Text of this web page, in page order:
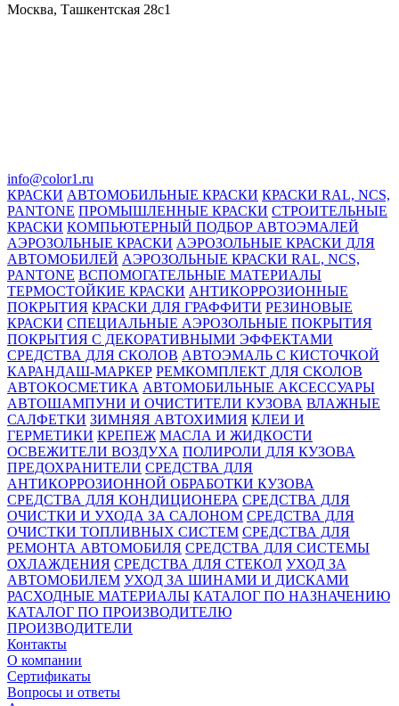
Москва, Ташкентская 28с1
info@color1.ru
КРАСКИ АВТОМОБИЛЬНЫЕ КРАСКИ КРАСКИ RAL, NCS,
PANTONE ПРОМЫШЛЕННЫЕ КРАСКИ СТРОИТЕЛЬНЫЕ
КРАСКИ КОМПЬЮТЕРНЫЙ ПОДБОР АВТОЭМАЛЕЙ
АЭРОЗОЛЬНЫЕ КРАСКИ АЭРОЗОЛЬНЫЕ КРАСКИ ДЛЯ
АВТОМОБИЛЕЙ АЭРОЗОЛЬНЫЕ КРАСКИ RAL, NCS,
PANTONE ВСПОМОГАТЕЛЬНЫЕ МАТЕРИАЛЫ
ТЕРМОСТОЙКИЕ КРАСКИ АНТИКОРРОЗИОННЫЕ
ПОКРЫТИЯ КРАСКИ ДЛЯ ГРАФФИТИ РЕЗИНОВЫЕ
КРАСКИ СПЕЦИАЛЬНЫЕ АЭРОЗОЛЬНЫЕ ПОКРЫТИЯ
ПОКРЫТИЯ С ДЕКОРАТИВНЫМИ ЭФФЕКТАМИ
СРЕДСТВА ДЛЯ СКОЛОВ АВТОЭМАЛЬ С КИСТОЧКОЙ
КАРАНДАШ-МАРКЕР РЕМКОМПЛЕКТ ДЛЯ СКОЛОВ
АВТОКОСМЕТИКА АВТОМОБИЛЬНЫЕ АКСЕССУАРЫ
АВТОШАМПУНИ И ОЧИСТИТЕЛИ КУЗОВА ВЛАЖНЫЕ
САЛФЕТКИ ЗИМНЯЯ АВТОХИМИЯ КЛЕИ И
ГЕРМЕТИКИ КРЕПЕЖ МАСЛА И ЖИДКОСТИ
ОСВЕЖИТЕЛИ ВОЗДУХА ПОЛИРОЛИ ДЛЯ КУЗОВА
ПРЕДОХРАНИТЕЛИ СРЕДСТВА ДЛЯ
АНТИКОРРОЗИОННОЙ ОБРАБОТКИ КУЗОВА
СРЕДСТВА ДЛЯ КОНДИЦИОНЕРА СРЕДСТВА ДЛЯ
ОЧИСТКИ И УХОДА ЗА САЛОНОМ СРЕДСТВА ДЛЯ
ОЧИСТКИ ТОПЛИВНЫХ СИСТЕМ СРЕДСТВА ДЛЯ
РЕМОНТА АВТОМОБИЛЯ СРЕДСТВА ДЛЯ СИСТЕМЫ
ОХЛАЖДЕНИЯ СРЕДСТВА ДЛЯ СТЕКОЛ УХОД ЗА
АВТОМОБИЛЕМ УХОД ЗА ШИНАМИ И ДИСКАМИ
РАСХОДНЫЕ МАТЕРИАЛЫ КАТАЛОГ ПО НАЗНАЧЕНИЮ
КАТАЛОГ ПО ПРОИЗВОДИТЕЛЮ
ПРОИЗВОДИТЕЛИ
Контакты
О компании
Сертификаты
Вопросы и ответы